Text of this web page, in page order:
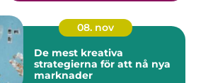
08. nov
De mest kreativa
strategierna för att nå nya
marknader